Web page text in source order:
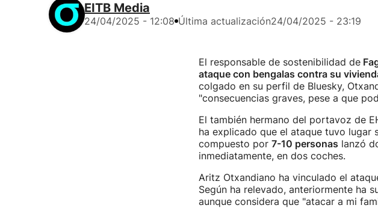
EITB Media
24/04/2025 - 12:08 Última actualización24/04/2025 - 23:19
El responsable de sostenibilidad de
ataque con bengalas contra su
colgado en su perfil de Bluesky,
"consecuencias graves, pese a que
El también hermano del portavoz de
ha explicado que el ataque tuvo lugar
compuesto por 7-10 personas lanzó
inmediatamente, en dos coches.
Aritz Otxandiano ha vinculado el
Según ha relevado, anteriormente ha
aunque considera que "atacar a mi